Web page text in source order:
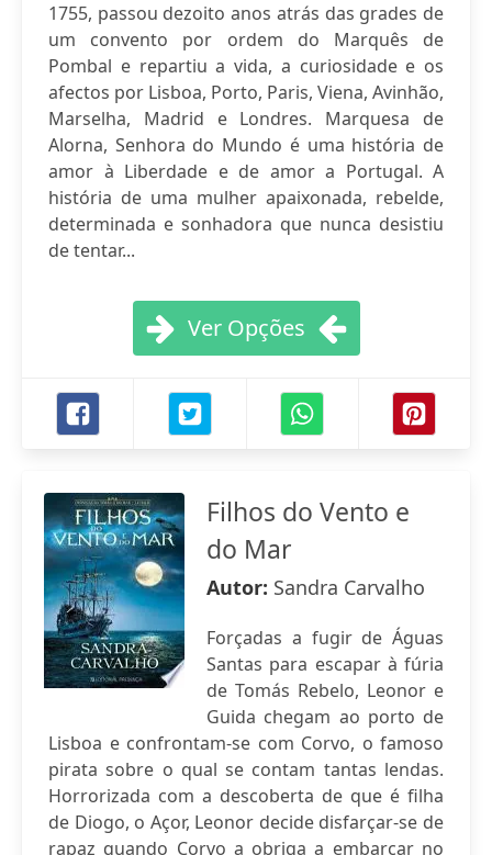
1755, passou dezoito anos atrás das grades de
um convento por ordem do Marquês de
Pombal e repartiu a vida, a curiosidade e os
afectos por Lisboa, Porto, Paris, Viena, Avinhão,
Marselha, Madrid e Londres. Marquesa de
Alorna, Senhora do Mundo é uma história de
amor à Liberdade e de amor a Portugal. A
história de uma mulher apaixonada, rebelde,
determinada e sonhadora que nunca desistiu
de tentar...
Ver Opções
Filhos do Vento e
do Mar
Autor: Sandra Carvalho
Forçadas a fugir de Águas
Santas para escapar à fúria
de Tomás Rebelo, Leonor e
Guida chegam ao porto de
Lisboa e confrontam-se com Corvo, o famoso
pirata sobre o qual se contam tantas lendas.
Horrorizada com a descoberta de que é filha
de Diogo, o Açor, Leonor decide disfarçar-se de
rapaz quando Corvo a obriga a embarcar no